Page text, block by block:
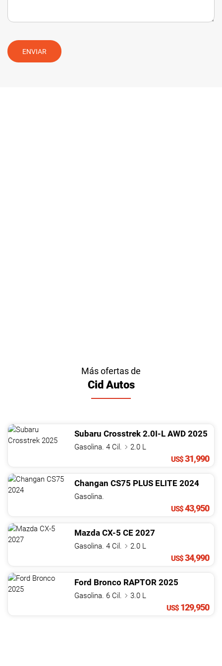
ENVIAR
Más ofertas de
Cid Autos
Subaru Crosstrek 2.0I-L AWD 2025
Gasolina. 4 Cil.
2.0 L
US$31,990
Changan CS75 PLUS ELITE 2024
Gasolina.
US$43,950
Mazda CX-5 CE 2027
Gasolina. 4 Cil.
2.0 L
US$34,990
Ford Bronco RAPTOR 2025
Gasolina. 6 Cil.
3.0 L
US$ 129,950